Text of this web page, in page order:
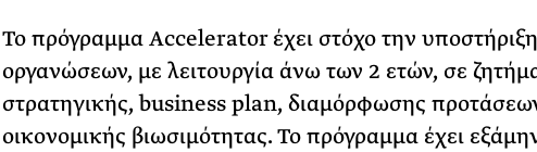
Το πρόγραμμα Accelerator έχει στόχο την
οργανώσεων, με λειτουργία άνω των 2 ετών, σε
στρατηγικής, business plan, διαμόρφωσης
οικονομικής βιωσιμότητας. Το πρόγραμμα έχει